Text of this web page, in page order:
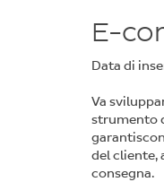
E-
Data di
Va
strumento
del cliente,
consegna.